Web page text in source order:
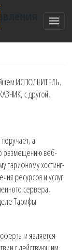
Toggle
ИСПОЛНИТЕЛЬ,
с другой,
а
размещению веб-
тарифному хостинг-
ресурсов и услуг
сервера,
Тарифы.
и является
с действующим